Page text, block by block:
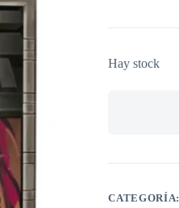
Hay stock
CATEGORÍA: